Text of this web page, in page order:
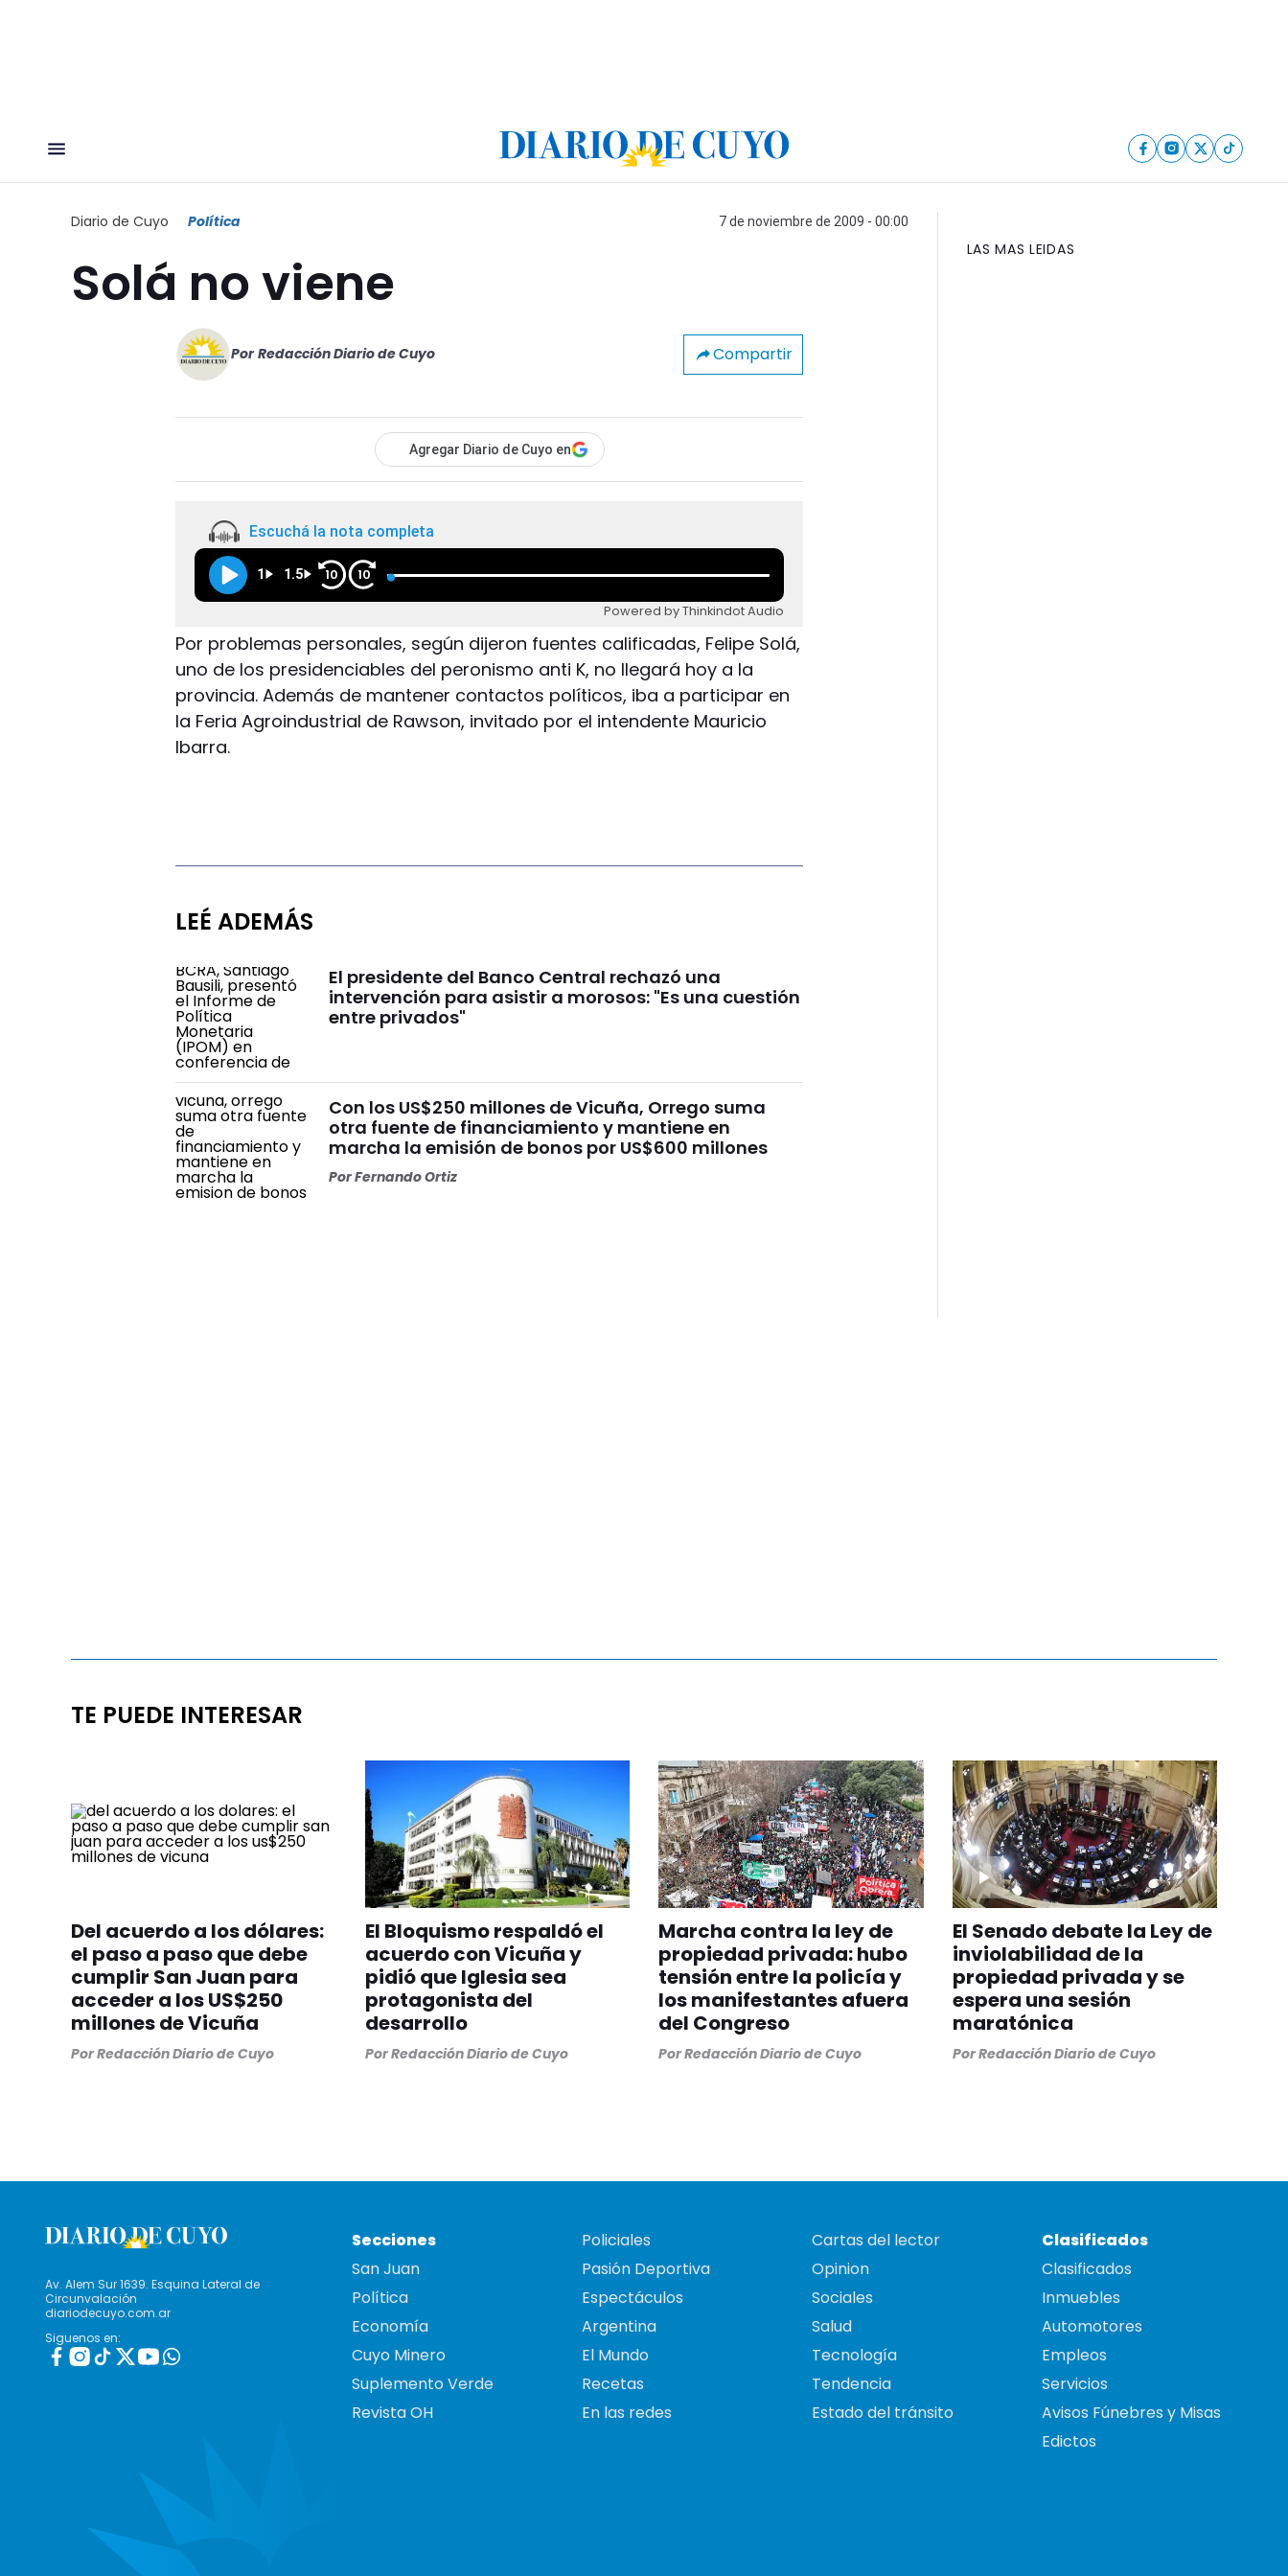
Diario de Cuyo Política 7 de noviembre de 2009 - 00:00
Solá no viene
Por Redacción Diario de Cuyo Compartir
Agregar Diario de Cuyo en
Escuchá la nota completa
1 1.5 10 10
Powered by Thinkindot Audio
Por problemas personales, según dijeron fuentes calificadas, Felipe Solá,
uno de los presidenciables del peronismo anti K, no llegará hoy a la
provincia. Además de mantener contactos políticos, iba a participar en
la Feria Agroindustrial de Rawson, invitado por el intendente Mauricio
Ibarra.
LEÉ ADEMÁS
El presidente del Banco Central rechazó una
intervención para asistir a morosos: "Es una cuestión
entre privados"
Con los US$250 millones de Vicuña, Orrego suma
otra fuente de financiamiento y mantiene en
marcha la emisión de bonos por US$600 millones
PorFernando Ortiz
LAS MAS LEIDAS
TE PUEDE INTERESAR
Del acuerdo a los dólares:
el paso a paso que debe
cumplir San Juan para
acceder a los US$250
millones de Vicuña
PorRedacción Diario de Cuyo
El Bloquismo respaldó el
acuerdo con Vicuña y
pidió que Iglesia sea
protagonista del
desarrollo
PorRedacción Diario de Cuyo
Marcha contra la ley de
propiedad privada: hubo
tensión entre la policía y
los manifestantes afuera
del Congreso
PorRedacción Diario de Cuyo
El Senado debate la Ley de
inviolabilidad de la
propiedad privada y se
espera una sesión
maratónica
PorRedacción Diario de Cuyo
Av. Alem Sur 1639. Esquina Lateral de
Circunvalación
diariodecuyo.com.ar
Siguenos en:
Secciones
San Juan
Política
Economía
Cuyo Minero
Suplemento Verde
Revista OH
Policiales
Pasión Deportiva
Espectáculos
Argentina
El Mundo
Recetas
En las redes
Cartas del lector
Opinion
Sociales
Salud
Tecnología
Tendencia
Estado del tránsito
Clasificados
Clasificados
Inmuebles
Automotores
Empleos
Servicios
Avisos Fúnebres y Misas
Edictos